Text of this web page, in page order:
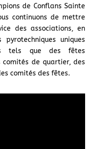
de Conflans Sainte
continuons de mettre
des associations, en
uniques
tels que des fêtes
de quartier, des
comités des fêtes.